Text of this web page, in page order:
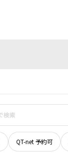
QT-net 予約可